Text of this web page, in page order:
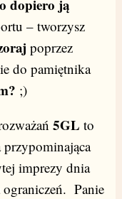
dopiero ją
– tworzysz
poprzez
do pamiętnika
;)
5GL to
przypominająca
imprezy dnia
Panie